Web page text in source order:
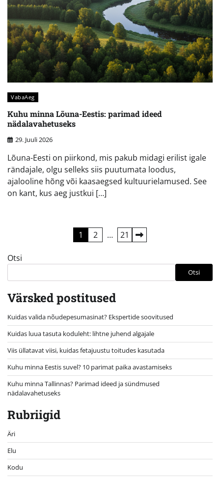
VabaAeg
Kuhu minna Lõuna-Eestis: parimad ideed
nädalavahetuseks
29. Juuli 2026
Lõuna-Eesti on piirkond, mis pakub midagi erilist igale
rändajale, olgu selleks siis puutumata loodus,
ajalooline hõng või kaasaegsed kultuurielamused. See
on kant, kus aeg justkui […]
leheküljendus
1 2 … 21
Otsi
Otsi
Värsked postitused
Kuidas valida nõudepesumasinat? Ekspertide soovitused
Kuidas luua tasuta koduleht: lihtne juhend algajale
Viis üllatavat viisi, kuidas fetajuustu toitudes kasutada
Kuhu minna Eestis suvel? 10 parimat paika avastamiseks
Kuhu minna Tallinnas? Parimad ideed ja sündmused
nädalavahetuseks
Rubriigid
Äri
Elu
Kodu